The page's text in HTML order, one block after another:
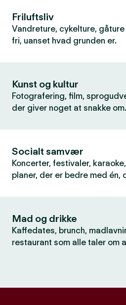
Friluftsliv
Vandreture, cykelture,
fri, uanset hvad grunden er.
Kunst og kultur
Fotografering, film,
der giver noget at snakke om.
Socialt samvær
Koncerter, festivaler,
planer, der er bedre med én,
Mad og drikke
Kaffedates, brunch,
restaurant som alle taler om